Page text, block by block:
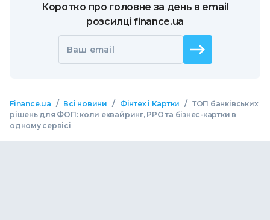
Коротко про головне за день в email
розсилці finance.ua
Ваш email
Finance.ua / Всі новини / Фінтех і Картки / ТОП банківських
рішень для ФОП: коли еквайринг, РРО та бізнес-картки в
одному сервісі